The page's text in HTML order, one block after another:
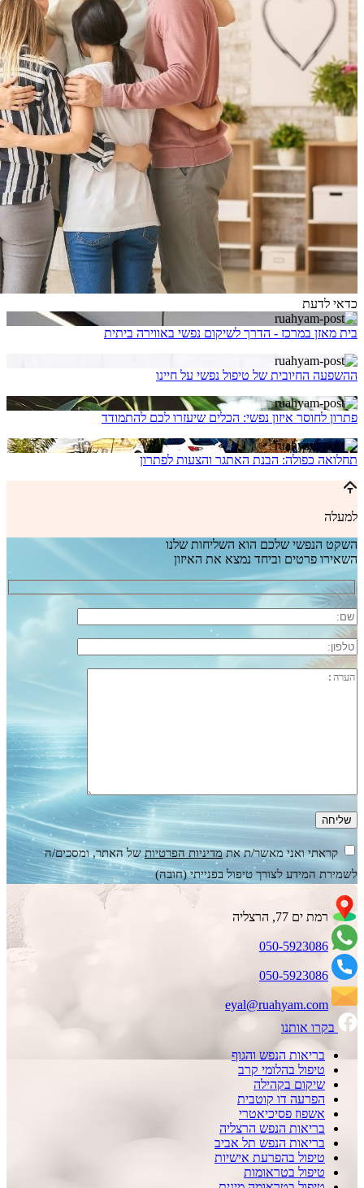
כדאי לדעת
בית מאזן במרכז - הדרך לשיקום נפשי באווירה ביתית
ההשפעה החיובית של טיפול נפשי על חיינו
פתרון לחוסר איזון נפשי: הכלים שיעזרו לכם להתמודד
תחלואה כפולה: הבנת האתגר והצעות לפתרון
למעלה
השקט הנפשי שלכם הוא השליחות שלנו
השאירו פרטים וביחד נמצא את האיזון
קראתי ואני מאשר/ת אתמדיניות הפרטיותשל האתר, ומסכים/ה
לשמירת המידע לצורך טיפול בפנייתי (חובה)
רמת ים 77, הרצליה
050-5923086
050-5923086
eyal@ruahyam.com
בקרו אותנו
בריאות הנפש והגוף
טיפול בהלומי קרב
שיקום בקהילה
הפרעה דו קוטבית
אשפוז פסיכיאטרי
בריאות הנפש הרצליה
בריאות הנפש תל אביב
טיפול בהפרעת אישיות
טיפול בטראומות